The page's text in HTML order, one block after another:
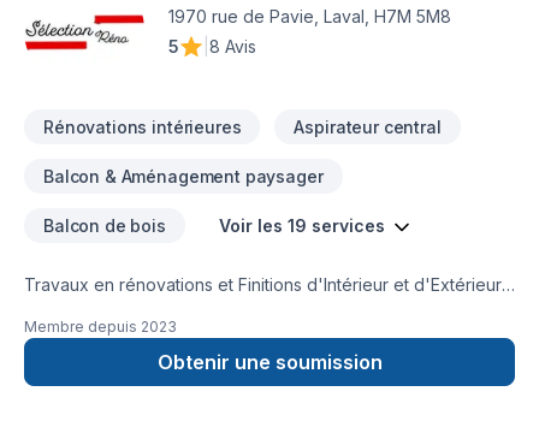
1970 rue de Pavie, Laval, H7M 5M8
5
8 Avis
Rénovations intérieures Aspirateur central
Balcon & Aménagement paysager
Balcon de bois Voir les 19 services
Travaux en rénovations et Finitions d'Intérieur et d'Extérieur.
Membre depuis 2023
Obtenir une soumission